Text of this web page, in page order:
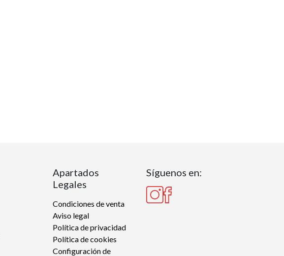
Apartados
Legales
Condiciones de venta
Aviso legal
Política de privacidad
Política de cookies
Configuración de
Síguenos en: